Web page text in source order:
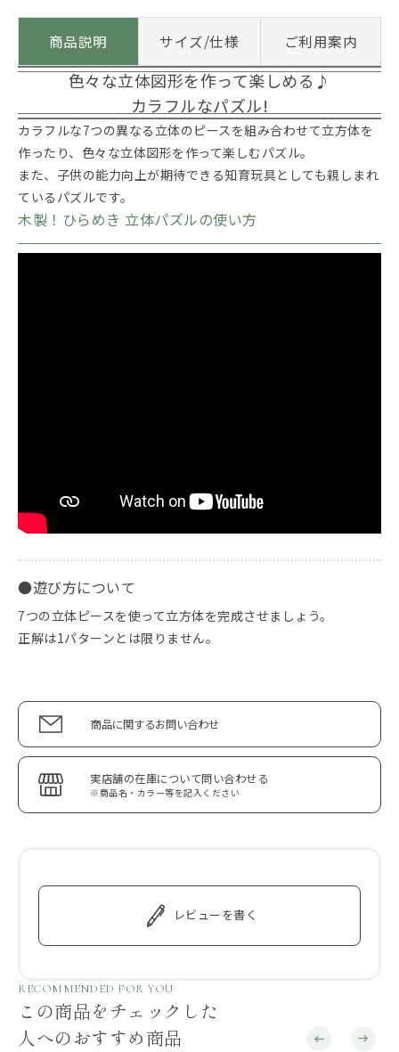
商品説明 サイズ/仕様 ご利用案内
色々な立体図形を作って楽しめる♪
カラフルなパズル!
カラフルな7つの異なる立体のピースを組み合わせて立方体を
作ったり、色々な立体図形を作って楽しむパズル。
また、子供の能力向上が期待できる知育玩具としても親しまれ
ているパズルです。
木製！ひらめき 立体パズルの使い方
●遊び方について
7つの立体ピースを使って立方体を完成させましょう。
正解は1パターンとは限りません。
商品に関するお問い合わせ
実店舗の在庫について問い合わせる
※商品名・カラー等を記入ください
レビューを書く
RECOMMENDED FOR YOU
この商品をチェックした
人へのおすすめ商品